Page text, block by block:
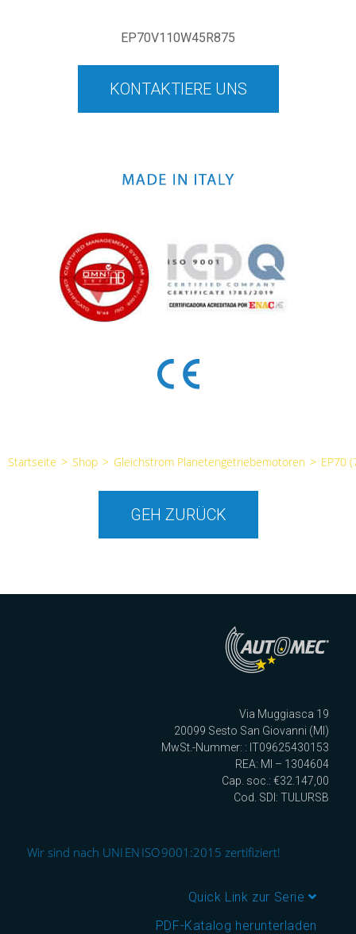
EP70V110W45R875
KONTAKTIERE UNS
Startseite > Shop > Gleichstrom Planetengetriebemotoren > EP70
GEH ZURÜCK
Via Muggiasca 19
20099 Sesto San Giovanni (MI)
MwSt.-Nummer: : IT09625430153
REA: MI – 1304604
Cap. soc.: €32.147,00
Cod. SDI: TULURSB
Wir sind nach UNI EN ISO 9001:2015 zertifiziert!
Quick Link zur Serie
PDF-Katalog herunterladen